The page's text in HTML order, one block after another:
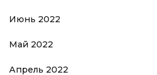
Июнь 2022
Май 2022
Апрель 2022